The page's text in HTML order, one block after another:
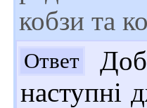
кобзи та
Ответ
наступні